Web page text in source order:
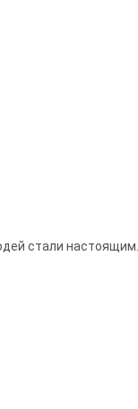
стали настоящим...